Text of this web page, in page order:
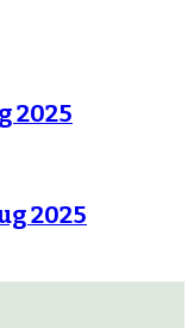
2025
2025